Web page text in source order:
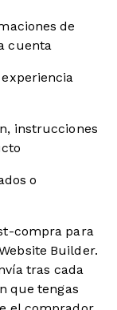
de
cuenta
instrucciones
o
compra para
Builder.
tras cada
que tengas